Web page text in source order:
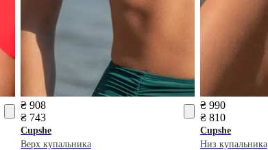
₴ 908
₴ 743
Cupshe
Верх купальника
₴ 990
₴ 810
Cupshe
Низ купальника